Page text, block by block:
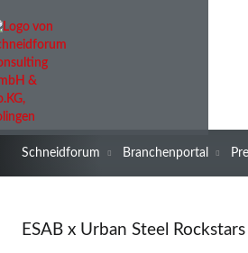
Schneidforum Branchenportal
ESAB x Urban Steel